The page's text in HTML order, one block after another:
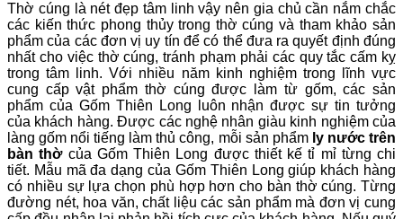
Thờ cúng là nét đẹp tâm linh vậy nên gia chủ cần nắm chắc
các kiến thức phong thủy trong thờ cúng và tham khảo sản
phẩm của các đơn vị uy tín để có thể đưa ra quyết định đúng
nhất cho việc thờ cúng, tránh phạm phải các quy tắc cấm kỵ
trong tâm linh. Với nhiều năm kinh nghiệm trong lĩnh vực
cung cấp vật phẩm thờ cúng được làm từ gốm, các sản
phẩm của Gốm Thiên Long luôn nhận được sự tin tưởng
của khách hàng. Được các nghệ nhân giàu kinh nghiệm của
làng gốm nổi tiếng làm thủ công, mỗi sản phẩm ly nước trên
bàn thờcủa Gốm Thiên Long được thiết kế tỉ mỉ từng chi
tiết. Mẫu mã đa dạng của Gốm Thiên Long giúp khách hàng
có nhiều sự lựa chọn phù hợp hơn cho bàn thờ cúng. Từng
đường nét, hoa văn, chất liệu các sản phẩm mà đơn vị cung